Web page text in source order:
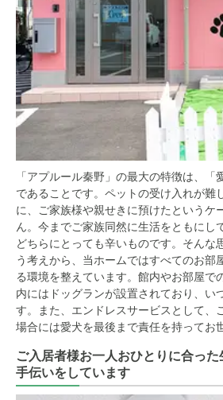
「アプルール秦野」の最大の特徴は、「
であることです。ペットの受け入れが難
に、ご家族様や親せきに預けたというケ
ん。今までご家族同然に生活をともにし
どちらにとっても辛いものです。そんな
う考えから、当ホームではすべてのお部
る環境を整えています。館内やお部屋で
内にはドッグランが設置されており、い
す。また、エンドレスサービスとして、
場合には愛犬を最後まで責任を持ってお
ご入居者様お一人おひとりに合っ
手伝いをしています